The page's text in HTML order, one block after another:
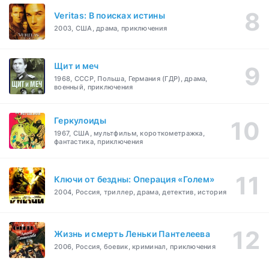
Veritas: В поисках истины
2003, США, драма, приключения
Щит и меч
1968, СССР, Польша, Германия (ГДР), драма,
военный, приключения
Геркулоиды
1967, США, мультфильм, короткометражка,
фантастика, приключения
Ключи от бездны: Операция «Голем»
2004, Россия, триллер, драма, детектив, история
Жизнь и смерть Леньки Пантелеева
2006, Россия, боевик, криминал, приключения